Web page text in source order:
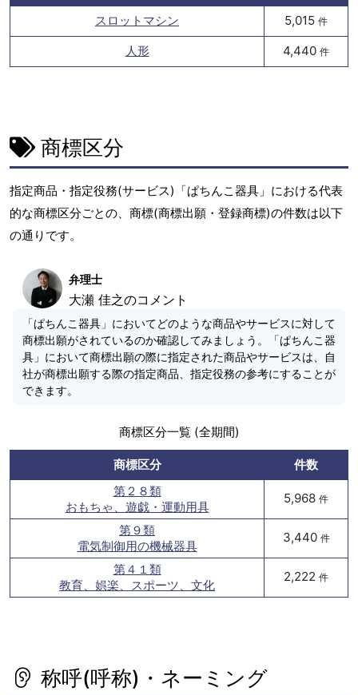
スロットマシン 5,015 件
人形 4,440 件
商標区分
指定商品・指定役務(サービス)「ぱちんこ器具」における代表
的な商標区分ごとの、商標(商標出願・登録商標)の件数は以下
の通りです。
弁理士
大瀬 佳之のコメント
「ぱちんこ器具」においてどのような商品やサービスに対して
商標出願がされているのか確認してみましょう。「ぱちんこ器
具」において商標出願の際に指定された商品やサービスは、自
社が商標出願する際の指定商品、指定役務の参考にすることが
できます。
商標区分一覧 (全期間)
商標区分
件数
第２８類
おもちゃ、遊戯・運動用具
5,968 件
第９類
電気制御用の機械器具
3,440 件
第４１類
教育、娯楽、スポーツ、文化
2,222 件
称呼(呼称)・ネーミング